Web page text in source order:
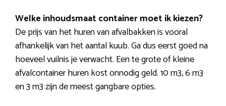
Welke inhoudsmaat container moet ik kiezen?
De prijs van het huren van afvalbakken is vooral
afhankelijk van het aantal kuub. Ga dus eerst goed na
hoeveel vuilnis je verwacht. Een te grote of kleine
afvalcontainer huren kost onnodig geld. 10 m3, 6 m3
en 3 m3 zijn de meest gangbare opties.